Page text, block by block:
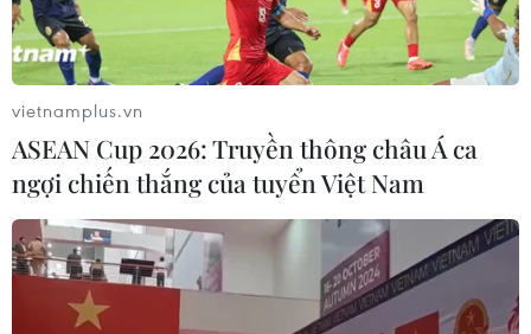
Việt Nam chủ trương bình đẳng với tất cả
các nhà đầu tư
Chủ tịch nước Trần Đại Quang đã có buổi tiếp Ngài
Sultan Ahmed Bin Sulayem, Chủ tịch, Tổng Giám đốc DP
World, tập đoàn của UAE hoạt động trong lĩnh vực khai
thác cảng biển, dịch vụ hàng hải...
vietnamplus.vn
ASEAN Cup 2026: Truyền thông châu Á ca
ngợi chiến thắng của tuyển Việt Nam